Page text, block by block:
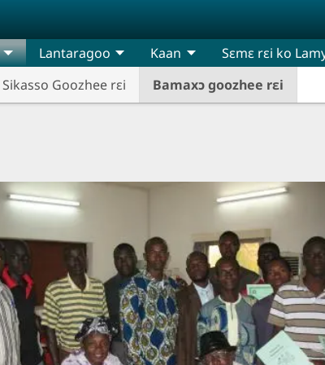
Sikasso Goozhee rɛi
Bamaxɔ goozhee rɛi
Lantaragoo Kaan Sɛmɛ rɛi ko